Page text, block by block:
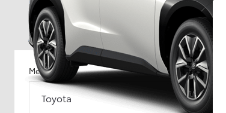
Merkki
Toyota